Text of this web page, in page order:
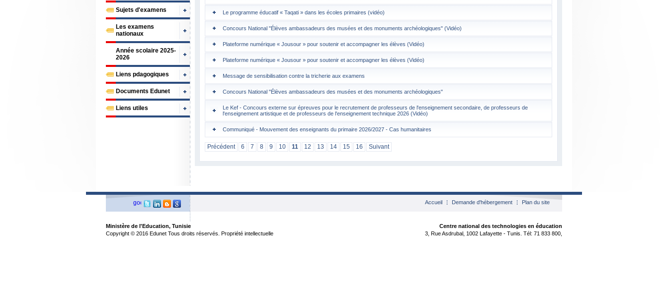
Sujets d'examens
Les examens
nationaux
Année scolaire 2025-
2026
Liens pdagogiques
Documents Edunet
Liens utiles
Le programme éducatif « Taqati » dans les écoles primaires (vidéo)
Concours National "Élèves ambassadeurs des musées et des monuments archéologiques" (Vidéo)
Plateforme numérique « Jousour » pour soutenir et accompagner les élèves (Vidéo)
Plateforme numérique « Jousour » pour soutenir et accompagner les élèves (Vidéo)
Message de sensibilisation contre la tricherie aux examens
Concours National "Élèves ambassadeurs des musées et des monuments archéologiques"
Le Kef - Concours externe sur épreuves pour le recrutement de professeurs de l'enseignement secondaire, de professeurs de
l'enseignement artistique et de professeurs de l'enseignement technique 2026 (Vidéo)
Communiqué - Mouvement des enseignants du primaire 2026/2027 - Cas humanitaires
Précédent 6 7 8 9 10 11 12 13 14 15 16 Suivant
Accueil Demande d'hébergement Plan du site
Ministère de l'Education, Tunisie
Copyright © 2016 Edunet Tous droits réservés. Propriété intellectuelle
Centre national des technologies en éducation
3, Rue Asdrubal, 1002 Lafayette - Tunis. Tél: 71 833 800,